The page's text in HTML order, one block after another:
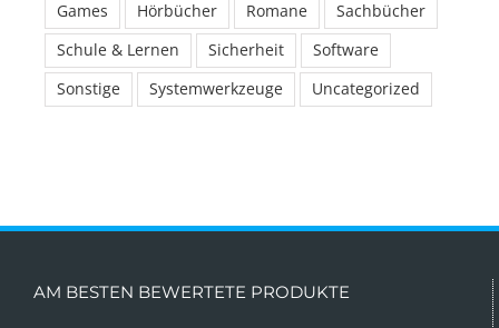
Games
Hörbücher Romane
Sachbücher
Schule & Lernen
Sicherheit
Software
Sonstige
Systemwerkzeuge Uncategorized
AM BESTEN BEWERTETE PRODUKTE